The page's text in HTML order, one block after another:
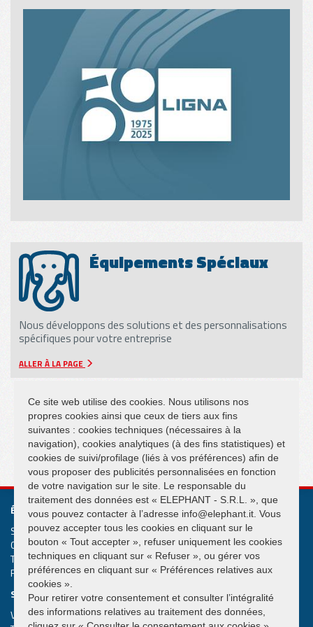
Équipements Spéciaux
Nous développons des solutions et des personnalisations
spécifiques pour votre entreprise
ALLER À LA PAGE
SUIVEZ NOUS SUR
ÉLÉPHANT S.R.L.
Systèmes de levage et de manutention Grues suspendues
Cap. Soc. € 50.000,00
T.V.A. IT02013590407
R.e.a. Rimini n. 233980
SIÈGE SOCIAL
Via Piane, 25/A – 47853 Coriano – Rimini (RN) – Italy
Ce site web utilise des cookies. Nous utilisons nos
propres cookies ainsi que ceux de tiers aux fins
suivantes : cookies techniques (nécessaires à la
navigation), cookies analytiques (à des fins statistiques) et
cookies de suivi/profilage (liés à vos préférences) afin de
vous proposer des publicités personnalisées en fonction
de votre navigation sur le site. Le responsable du
traitement des données est « ELEPHANT - S.R.L. », que
vous pouvez contacter à l’adresse info@elephant.it. Vous
pouvez accepter tous les cookies en cliquant sur le
bouton « Tout accepter », refuser uniquement les cookies
techniques en cliquant sur « Refuser », ou gérer vos
préférences en cliquant sur « Préférences relatives aux
cookies ».
Pour retirer votre consentement et consulter l’intégralité
des informations relatives au traitement des données,